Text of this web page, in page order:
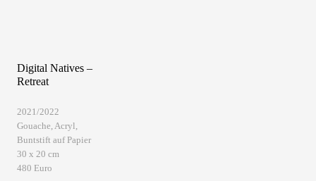
Digital Natives –
Retreat
2021/2022
Gouache, Acryl,
Buntstift auf Papier
30 x 20 cm
480 Euro